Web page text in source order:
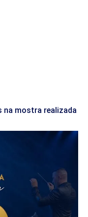
na mostra realizada